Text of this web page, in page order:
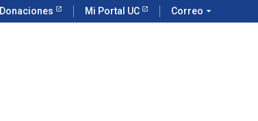
Donaciones Mi Portal UC Correo arrow_drop_down